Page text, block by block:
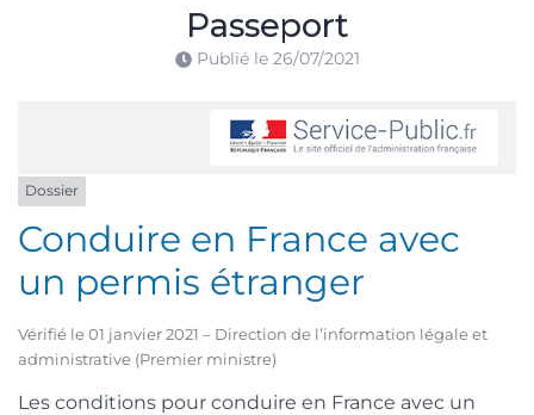
Passeport
Publié le 26/07/2021
Dossier
Conduire en France avec
un permis étranger
Vérifié le 01 janvier 2021 – Direction de l’information légale et
administrative (Premier ministre)
Les conditions pour conduire en France avec un